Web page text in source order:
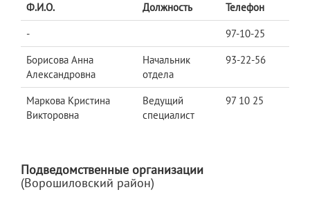
Ф.И.О. Должность
Телефон
-
97-10-25
Борисова Анна
Александровна
Начальник
отдела
93-22-56
Маркова Кристина
Викторовна
Ведущий
специалист
97 10 25
Подведомственные организации
(Ворошиловский район)